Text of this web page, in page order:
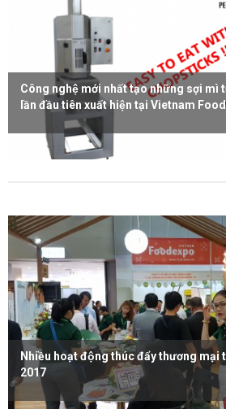
Công nghệ mới nhất tạo những sợi mì
lần đầu tiên xuất hiện tại Vietnam
Xem thêm
Nhiều hoạt động thúc đẩy thương mại
2017